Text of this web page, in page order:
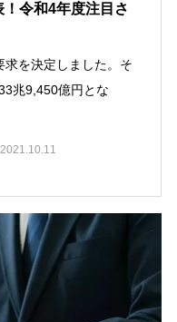
令和4年度注目さ
求を決定しました。そ
兆9,450億円とな
2021.10.11